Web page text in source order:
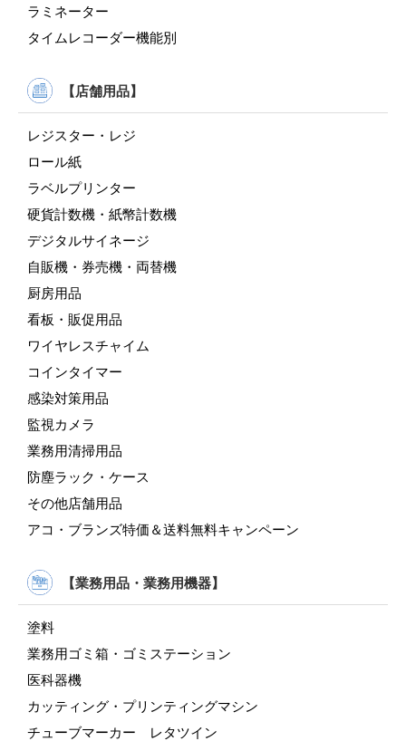
ラミネーター
タイムレコーダー機能別
【店舗用品】
レジスター・レジ
ロール紙
ラベルプリンター
硬貨計数機・紙幣計数機
デジタルサイネージ
自販機・券売機・両替機
厨房用品
看板・販促用品
ワイヤレスチャイム
コインタイマー
感染対策用品
監視カメラ
業務用清掃用品
防塵ラック・ケース
その他店舗用品
アコ・ブランズ特価＆送料無料キャンペーン
【業務用品・業務用機器】
塗料
業務用ゴミ箱・ゴミステーション
医科器機
カッティング・プリンティングマシン
チューブマーカー レタツイン